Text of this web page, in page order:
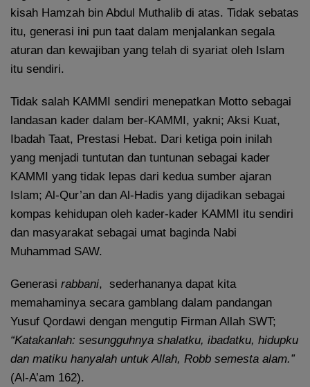
kisah Hamzah bin Abdul Muthalib di atas. Tidak sebatas
itu, generasi ini pun taat dalam menjalankan segala
aturan dan kewajiban yang telah di syariat oleh Islam
itu sendiri.
Tidak salah KAMMI sendiri menepatkan Motto sebagai
landasan kader dalam ber-KAMMI, yakni; Aksi Kuat,
Ibadah Taat, Prestasi Hebat. Dari ketiga poin inilah
yang menjadi tuntutan dan tuntunan sebagai kader
KAMMI yang tidak lepas dari kedua sumber ajaran
Islam; Al-Qur’an dan Al-Hadis yang dijadikan sebagai
kompas kehidupan oleh kader-kader KAMMI itu sendiri
dan masyarakat sebagai umat baginda Nabi
Muhammad SAW.
Generasi rabbani, sederhananya dapat kita
memahaminya secara gamblang dalam pandangan
Yusuf Qordawi dengan mengutip Firman Allah SWT;
“Katakanlah: sesungguhnya shalatku, ibadatku, hidupku
dan matiku hanyalah untuk Allah, Robb semesta alam.”
(Al-A’am 162).